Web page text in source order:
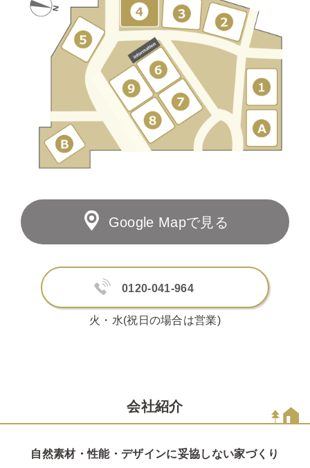
Google Mapで見る
0120-041-964
火・水(祝日の場合は営業)
会社紹介
自然素材・性能・デザインに妥協しない家づくり